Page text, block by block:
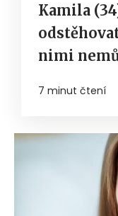
Kamila
nimi
7 minut čtení